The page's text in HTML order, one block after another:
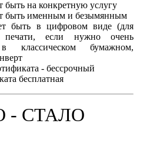
быть на конкретную услугу
быть именным и безымянным
быть в цифровом виде (для
печати, если нужно очень
бумажном,
- бессрочный
бесплатная
- СТАЛО